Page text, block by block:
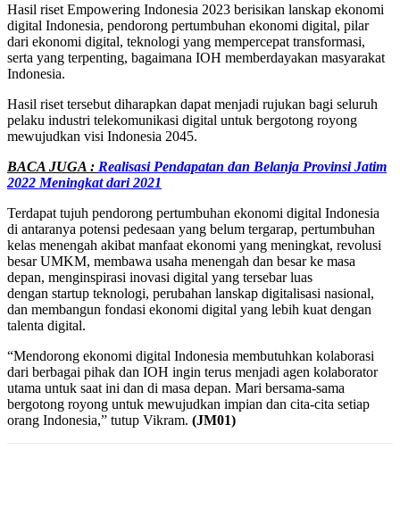
Hasil riset Empowering Indonesia 2023 berisikan lanskap ekonomi
digital Indonesia, pendorong pertumbuhan ekonomi digital, pilar
dari ekonomi digital, teknologi yang mempercepat transformasi,
serta yang terpenting, bagaimana IOH memberdayakan masyarakat
Indonesia.
Hasil riset tersebut diharapkan dapat menjadi rujukan bagi seluruh
pelaku industri telekomunikasi digital untuk bergotong royong
mewujudkan visi Indonesia 2045.
BACA JUGA : Realisasi Pendapatan dan Belanja Provinsi Jatim
2022 Meningkat dari 2021
Terdapat tujuh pendorong pertumbuhan ekonomi digital Indonesia
di antaranya potensi pedesaan yang belum tergarap, pertumbuhan
kelas menengah akibat manfaat ekonomi yang meningkat, revolusi
besar UMKM, membawa usaha menengah dan besar ke masa
depan, menginspirasi inovasi digital yang tersebar luas
dengan startup teknologi, perubahan lanskap digitalisasi nasional,
dan membangun fondasi ekonomi digital yang lebih kuat dengan
talenta digital.
“Mendorong ekonomi digital Indonesia membutuhkan kolaborasi
dari berbagai pihak dan IOH ingin terus menjadi agen kolaborator
utama untuk saat ini dan di masa depan. Mari bersama-sama
bergotong royong untuk mewujudkan impian dan cita-cita setiap
orang Indonesia,” tutup Vikram. (JM01)